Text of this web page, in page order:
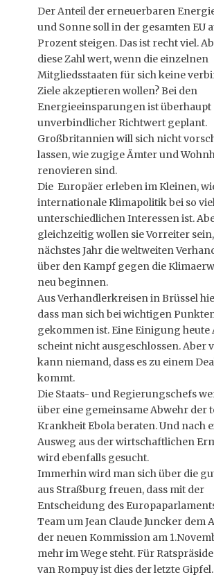
Der Anteil der erneuerbaren
und Sonne soll in der gesamten EU
Prozent steigen. Das ist recht viel.
diese Zahl wert, wenn die einzelnen
Mitgliedsstaaten für sich keine
Ziele akzeptieren wollen? Bei den
Energieeinsparungen ist
unverbindlicher Richtwert geplant.
Großbritannien will sich nicht
lassen, wie zugige Ämter und
renovieren sind.
Die Europäer erleben im Kleinen,
internationale Klimapolitik bei so
unterschiedlichen Interessen ist.
gleichzeitig wollen sie Vorreiter
nächstes Jahr die weltweiten
über den Kampf gegen die
neu beginnen.
Aus Verhandlerkreisen in Brüssel
dass man sich bei wichtigen
gekommen ist. Eine Einigung heute
scheint nicht ausgeschlossen. Aber
kann niemand, dass es zu einem
kommt.
Die Staats- und Regierungschefs
über eine gemeinsame Abwehr der
Krankheit Ebola beraten. Und nach
Ausweg aus der wirtschaftlichen
wird ebenfalls gesucht.
Immerhin wird man sich über die
aus Straßburg freuen, dass mit der
Entscheidung des
Team um Jean Claude Juncker dem
der neuen Kommission am
mehr im Wege steht. Für
van Rompuy ist dies der letzte